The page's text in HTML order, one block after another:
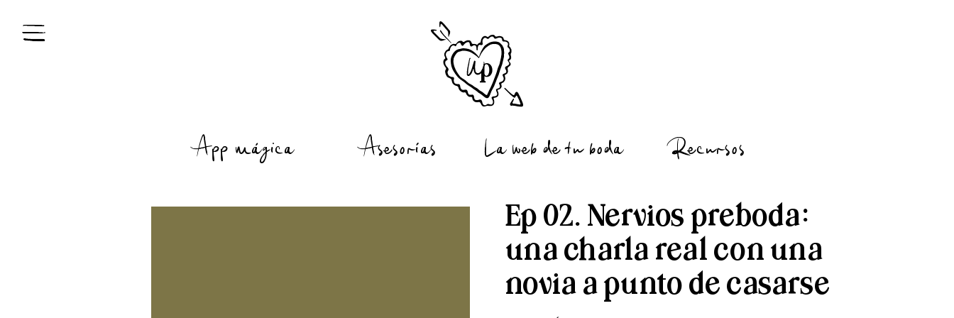
App mágica Asesorías La web de tu boda Recursos
Ep 02. Nervios preboda:
una charla real con una
novia a punto de casarse